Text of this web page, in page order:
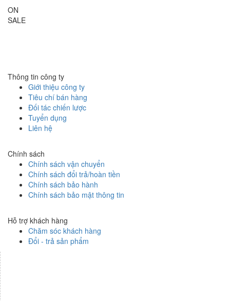
ON
SALE
Thông tin công ty
Giới thiệu công ty
Tiêu chí bán hàng
Đối tác chiến lược
Tuyển dụng
Liên hệ
Chính sách
Chính sách vận chuyển
Chính sách đổi trả/hoàn tiền
Chính sách bảo hành
Chính sách bảo mật thông tin
Hỗ trợ khách hàng
Chăm sóc khách hàng
Đổi - trả sản phẩm